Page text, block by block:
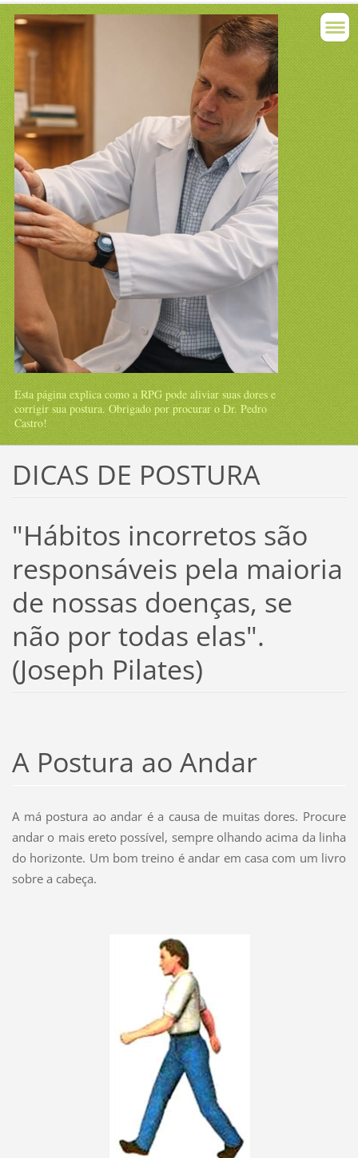
Esta página explica como a RPG pode aliviar suas dores e
corrigir sua postura. Obrigado por procurar o Dr. Pedro
Castro!
DICAS DE POSTURA
"Hábitos incorretos são
responsáveis pela maioria
de nossas doenças, se
não por todas elas".
(Joseph Pilates)
A Postura ao Andar
A má postura ao andar é a causa de muitas dores. Procure
andar o mais ereto possível, sempre olhando acima da linha
do horizonte. Um bom treino é andar em casa com um livro
sobre a cabeça.